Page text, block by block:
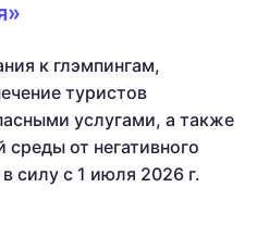
к глэмпингам,
туристов
услугами, а также
от негативного
силу с 1 июля 2026 г.